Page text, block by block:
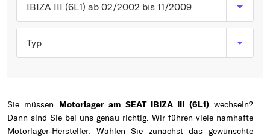
IBIZA III (6L1) ab 02/2002 bis 11/2009
Typ
Sie müssen Motorlager am SEAT IBIZA III (6L1)wechseln?
Dann sind Sie bei uns genau richtig. Wir führen viele namhafte
Motorlager-Hersteller. Wählen Sie zunächst das gewünschte